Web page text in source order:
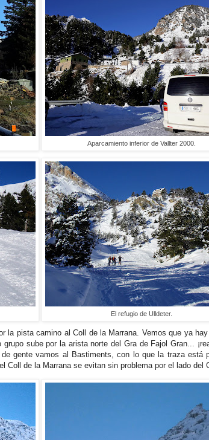
Aparcamiento inferior de Vallter 2000.
El refugio de Ulldeter.
la pista camino al Coll de la Marrana. Vemos que ya
sube por la arista norte del Gra de Fajol Gran...
gente vamos al Bastiments, con lo que la traza está
Coll de la Marrana se evitan sin problema por el lado del